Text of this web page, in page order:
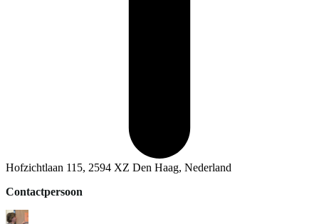
Hofzichtlaan 115, 2594 XZ Den Haag, Nederland
Contactpersoon